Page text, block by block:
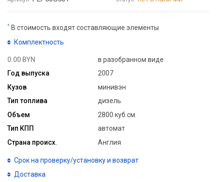
* В стоимость входят составляющие элементы
Комплектность
0.00 BYN
в разобранном виде
Год выпуска
2007
Кузов
минивэн
Тип топлива
дизель
Объем
2800 куб.см.
Тип КПП
автомат
Страна происх.
Англия
Срок на проверку/установку и возврат
Доставка